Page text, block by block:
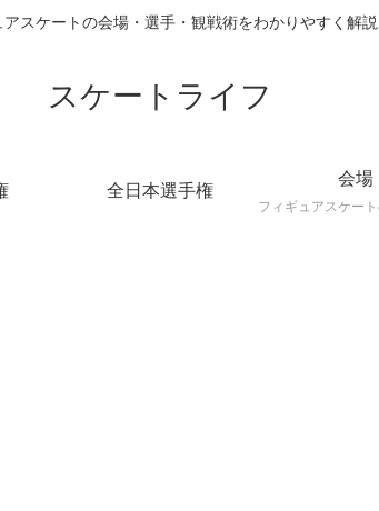
アスケートの会場・選手・観戦術をわかりやすく解説
スケートライフ
全日本選手権
会場